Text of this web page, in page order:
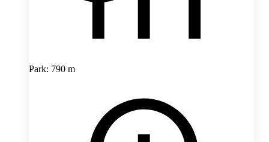
Park: 790 m